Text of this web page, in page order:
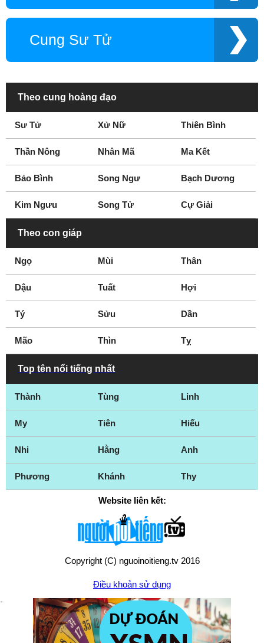
Cung Sư Tử
Theo cung hoàng đạo
Sư Tử Xử Nữ Thiên Bình
Thần Nông Nhân Mã Ma Kết
Bảo Bình Song Ngư Bạch Dương
Kim Ngưu Song Tử Cự Giải
Theo con giáp
Ngọ Mùi Thân
Dậu Tuất Hợi
Tý Sửu Dần
Mão Thìn Tỵ
Top tên nổi tiếng nhất
Thành Tùng Linh
My Tiên Hiếu
Nhi Hằng Anh
Phương Khánh Thy
Website liên kết:
Copyright (C) nguoinoitieng.tv 2016
Điều khoản sử dụng